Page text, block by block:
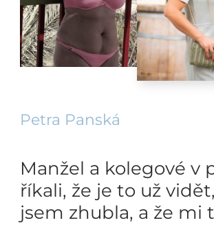
Petra Panská
Manžel a kolegové v
říkali, že je to už
jsem zhubla, a že mi